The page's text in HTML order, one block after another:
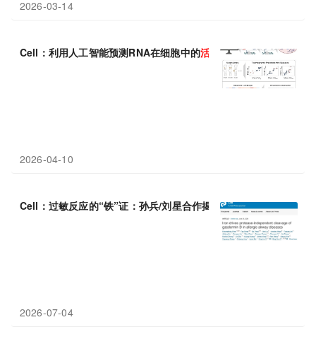
2026-03-14
Cell：利用人工智能预测RNA在细胞中的活性
2026-04-10
Cell：过敏反应的“铁”证：孙兵/刘星合作揭示铁催化GSDMD切割
2026-07-04